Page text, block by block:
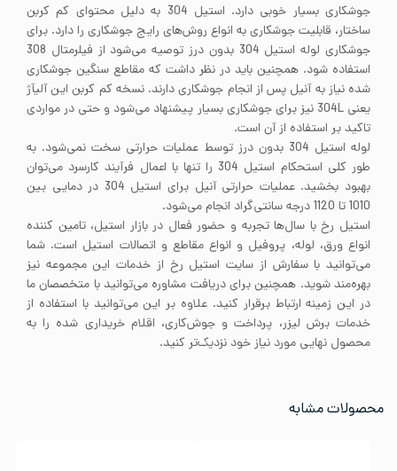
جوشکاری بسیار خوبی دارد. استیل 304 به دلیل محتوای کم کربن
ساختار، قابلیت جوشکاری به انواع روش‌های رایج جوشکاری را دارد. برای
جوشکاری لوله استیل 304 بدون درز توصیه می‌شود از فیلرمتال 308
استفاده شود. همچنین باید در نظر داشت که مقاطع سنگین جوشکاری
شده نیاز به آنیل پس از انجام جوشکاری دارند. نسخه کم کربن این آلیآژ
یعنی 304L نیز برای جوشکاری بسیار پیشنهاد می‌شود و حتی در مواردی
تاکید بر استفاده از آن است.
لوله استیل 304 بدون درز توسط عملیات حرارتی سخت نمی‌شود. به
طور کلی استحکام استیل 304 را تنها با اعمال فرآیند کارسرد می‌توان
بهبود بخشید. عملیات حرارتی آنیل برای استیل 304 در دمایی بین
1010 تا 1120 درجه سانتی‌گراد انجام می‌شود.
استیل رخ با سال‌ها تجربه و حضور فعال در بازار استیل، تامین کننده
انواع ورق، لوله، پروفیل و انواع مقاطع و اتصالات استیل است. شما
می‌توانید با سفارش از سایت استیل رخ از خدمات این مجموعه نیز
بهره‌مند شوید. همچنین برای دریافت مشاوره می‌توانید با متخصصان ما
در این زمینه ارتباط برقرار کنید. علاوه بر این می‌توانید با استفاده از
خدمات برش لیزر، پرداخت و جوش‌کاری، اقلام خریداری شده را به
محصول نهایی مورد نیاز خود نزدیک‌تر کنید.
محصولات مشابه